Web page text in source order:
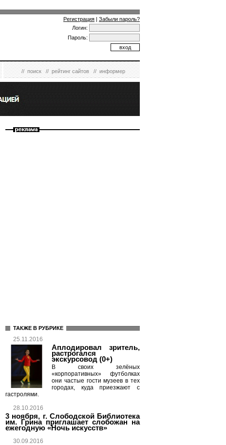
Регистрация | Забыли пароль?
Логин:
Пароль:
//поиск//рейтинг сайтов//информер
ТАКЖЕ В РУБРИКЕ
25.11.2016
Аплодировал зритель,
растрогался
экскурсовод (0+)
В своих зелёных
«корпоративных» футболках
они частые гости музеев в тех
городах, куда приезжают с
гастролями.
28.10.2016
3 ноября, г. Слободской Библиотека
им. Грина приглашает слобожан на
ежегодную «Ночь искусств»
30.09.2016